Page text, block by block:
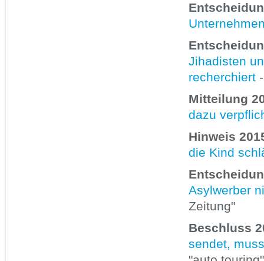
Jihadisten
recherchiert
Mitteilung
dazu
Hinweis
die Kind
Asylwerber
Zeitung"
Beschluss
sendet,